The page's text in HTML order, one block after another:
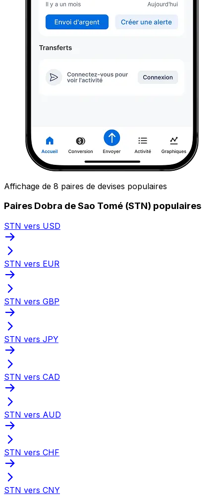
Affichage de 8 paires de devises populaires
Paires Dobra de Sao Tomé (STN) populaires
STN vers USD
STN vers EUR
STN vers GBP
STN vers JPY
STN vers CAD
STN vers AUD
STN vers CHF
STN vers CNY